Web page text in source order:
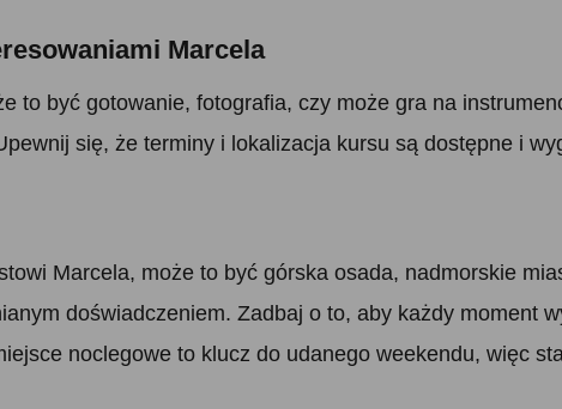
Marcela
to być gotowanie, fotografia, czy może gra na
się, że terminy i lokalizacja kursu są dostępne i
Marcela, może to być górska osada, nadmorskie
doświadczeniem. Zadbaj o to, aby każdy moment
noclegowe to klucz do udanego weekendu, więc